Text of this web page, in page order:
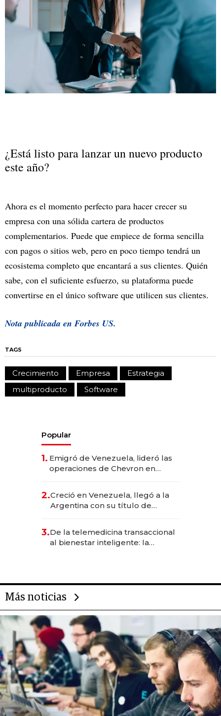
¿Está listo para lanzar un nuevo producto
este año?
Ahora es el momento perfecto para hacer crecer su
empresa con una sólida cartera de productos
complementarios. Puede que empiece de forma sencilla
con pagos o sitios web, pero en poco tiempo tendrá un
ecosistema completo que encantará a sus clientes. Quién
sabe, con el suficiente esfuerzo, su plataforma puede
convertirse en el único software que utilicen sus clientes.
Nota publicada en Forbes US.
TAGS
Crecimiento Empresa
Estrategia
multiproducto
Software
Popular
1. Emigró de Venezuela, lideró las
operaciones de Chevron en
2.Creció en Venezuela, llegó a la
Argentina con su título de
las marcas "fast premium"
3.De la telemedicina transaccional
al bienestar inteligente: la
Más noticias